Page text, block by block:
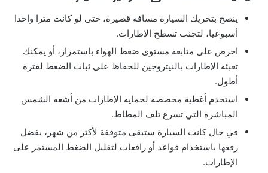
ينصح بتحريك السيارة مسافة قصيرة، حتى لو كانت مترا واحدا
أسبوعيا، لتجنب تسطح الإطارات.
احرص على متابعة مستوى ضغط الهواء باستمرار، أو يمكنك
تعبئة الإطارات بالنيتروجين للحفاظ على ثبات الضغط لفترة
أطول.
استخدم أغطية مخصصة لحماية الإطارات من أشعة الشمس
المباشرة التي تسرع تلف المطاط.
في حال كانت السيارة ستبقى متوقفة لأكثر من شهر، يفضل
رفعها باستخدام قواعد أو رافعات لتقليل الضغط المستمر على
الإطارات.